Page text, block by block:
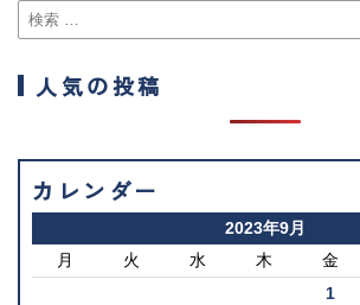
人気の投稿
カレンダー
2023年9月
月
火 水 木 金
1